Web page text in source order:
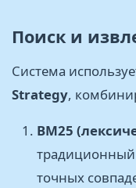
Поиск и
Система
Strategy,
BM25
точных